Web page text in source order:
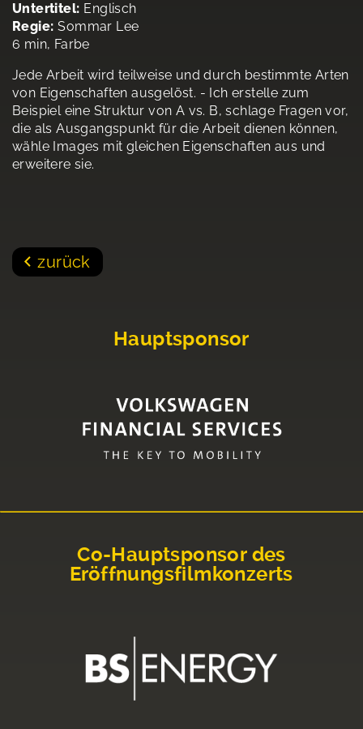
Untertitel: Englisch
Regie: Sommar Lee
6 min, Farbe
Jede Arbeit wird teilweise und durch bestimmte Arten
von Eigenschaften ausgelöst. - Ich erstelle zum
Beispiel eine Struktur von A vs. B, schlage Fragen vor,
die als Ausgangspunkt für die Arbeit dienen können,
wähle Images mit gleichen Eigenschaften aus und
erweitere sie.
zurück
Hauptsponsor
Co-Hauptsponsor des
Eröffnungsfilmkonzerts